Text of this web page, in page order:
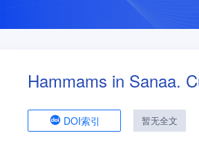
Hammams in Sanaa.
DOI索引 暂无全文